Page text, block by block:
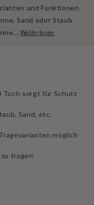
und Funktionen.
Sand oder Staub
Weiterlesen
Tuch sorgt für Schutz
Sand, etc.
möglich
tragen